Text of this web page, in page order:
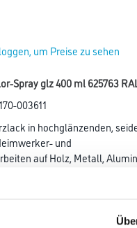
um Preise zu sehen
Spray glz 400 ml 625763
003611
in hochglänzenden,
und
auf Holz, Metall,